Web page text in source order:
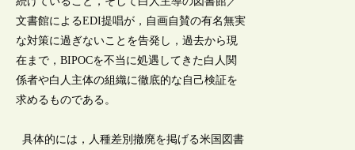
文書館によるEDI提唱が，自画自賛の有名無実
な対策に過ぎないことを告発し，過去から現
在まで，BIPOCを不当に処遇してきた白人関
係者や白人主体の組織に徹底的な自己検証を
求めるものである。
具体的には，人種差別撤廃を掲げる米国図書